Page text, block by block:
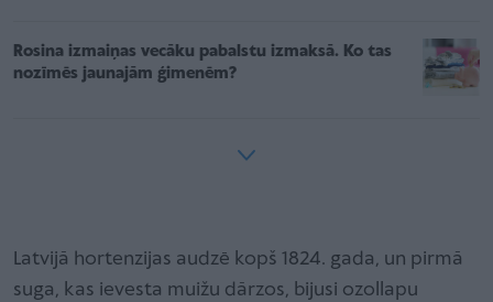
Rosina izmaiņas vecāku pabalstu izmaksā. Ko tas
nozīmēs jaunajām ģimenēm?
Latvijā hortenzijas audzē kopš 1824. gada, un pirmā
suga, kas ievesta muižu dārzos, bijusi ozollapu